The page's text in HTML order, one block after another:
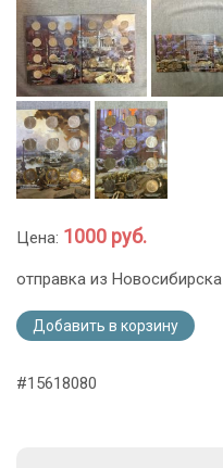
Цена: 1000 руб.
отправка из Новосибирска
Добавить в корзину
#15618080